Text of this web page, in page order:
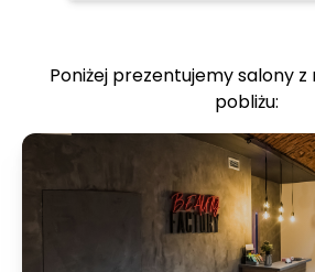
Poniżej prezentujemy salony
pobliżu: